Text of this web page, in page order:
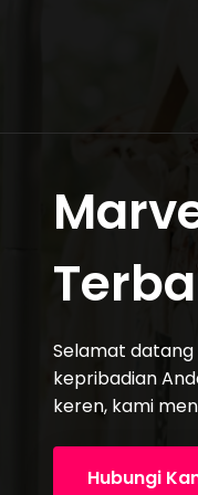
Selamat datang
kepribadian
keren, kami
Hubungi